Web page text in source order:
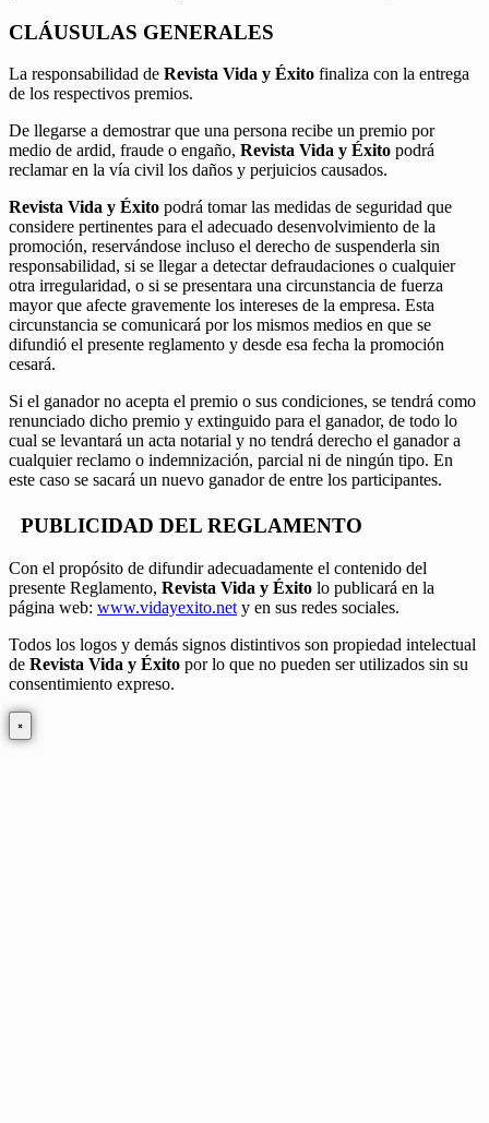
CLÁUSULAS GENERALES
La responsabilidad de Revista Vida y Éxito finaliza con la entrega
de los respectivos premios.
De llegarse a demostrar que una persona recibe un premio por
medio de ardid, fraude o engaño, Revista Vida y Éxito podrá
reclamar en la vía civil los daños y perjuicios causados.
Revista Vida y Éxito podrá tomar las medidas de seguridad que
considere pertinentes para el adecuado desenvolvimiento de la
promoción, reservándose incluso el derecho de suspenderla sin
responsabilidad, si se llegar a detectar defraudaciones o cualquier
otra irregularidad, o si se presentara una circunstancia de fuerza
mayor que afecte gravemente los intereses de la empresa. Esta
circunstancia se comunicará por los mismos medios en que se
difundió el presente reglamento y desde esa fecha la promoción
cesará.
Si el ganador no acepta el premio o sus condiciones, se tendrá como
renunciado dicho premio y extinguido para el ganador, de todo lo
cual se levantará un acta notarial y no tendrá derecho el ganador a
cualquier reclamo o indemnización, parcial ni de ningún tipo. En
este caso se sacará un nuevo ganador de entre los participantes.
PUBLICIDAD DEL REGLAMENTO
Con el propósito de difundir adecuadamente el contenido del
presente Reglamento, Revista Vida y Éxito lo publicará en la
página web: www.vidayexito.net y en sus redes sociales.
Todos los logos y demás signos distintivos son propiedad intelectual
de Revista Vida y Éxito por lo que no pueden ser utilizados sin su
consentimiento expreso.
×